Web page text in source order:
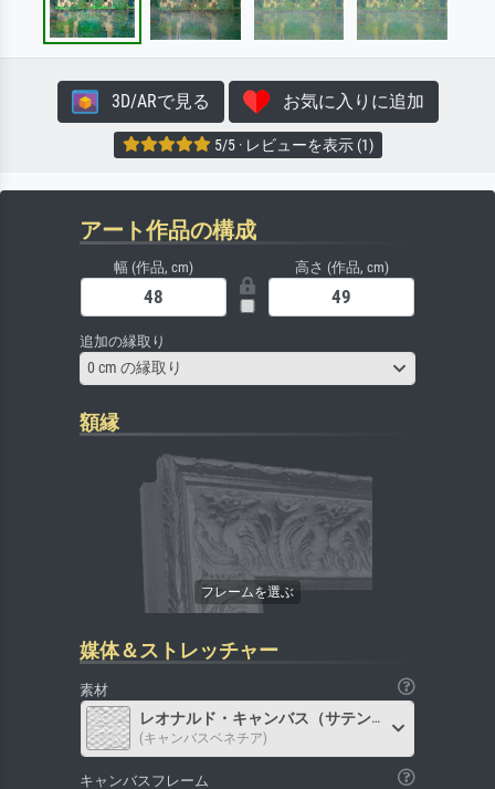
3D/ARで見る お気に入りに追加
5/5 · レビューを表示 (1)
アート作品の構成
幅 (作品, cm) 高さ (作品, cm)
追加の縁取り
0 cm の縁取り
額縁
媒体＆ストレッチャー
素材
レオナルド・キャンバス（サテン）
(キャンバスベネチア)
キャンバスフレーム